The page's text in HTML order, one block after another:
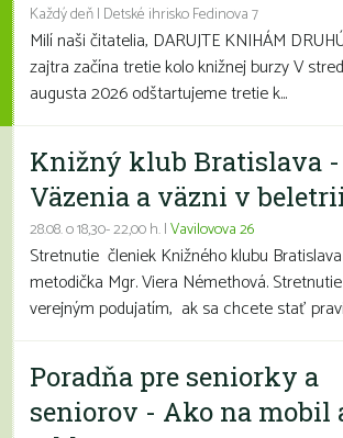
Každý deň | Detské ihrisko Fedinova 7
Milí naši čitatelia, DARUJTE KNIHÁM
zajtra začína tretie kolo knižnej burzy V
augusta 2026 odštartujeme tretie k...
Knižný klub Bratislava -
Väzenia a väzni v
28.08. o 18,30- 22,00 h. |Vavilovova 26
Stretnutie členiek Knižného klubu
metodička Mgr. Viera Némethová.
verejným podujatím, ak sa chcete stať
Poradňa pre seniorky a
seniorov - Ako na mobil